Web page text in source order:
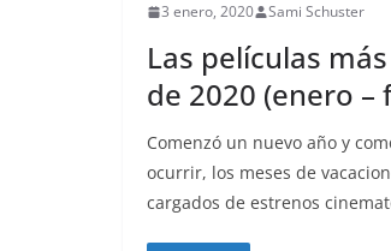
3 enero, 2020 Sami Schuster
Las películas
de 2020 (enero –
Comenzó un nuevo año y
ocurrir, los meses de
cargados de estrenos